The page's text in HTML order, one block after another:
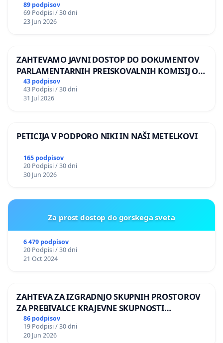
89 podpisov
69 Podpisi / 30 dni
23 Jun 2026
ZAHTEVAMO JAVNI DOSTOP DO DOKUMENTOV
PARLAMENTARNIH PREISKOVALNIH KOMISIJ O
ILEGALNI TRGOVINI Z OROŽJEM
43 podpisov
43 Podpisi / 30 dni
31 Jul 2026
PETICIJA V PODPORO NIKI IN NAŠI METELKOVI
165 podpisov
20 Podpisi / 30 dni
30 Jun 2026
Za prost dostop do gorskega sveta
6 479 podpisov
20 Podpisi / 30 dni
21 Oct 2024
ZAHTEVA ZA IZGRADNJO SKUPNIH PROSTOROV
ZA PREBIVALCE KRAJEVNE SKUPNOSTI
PRESTRANEK
86 podpisov
19 Podpisi / 30 dni
20 Jun 2026